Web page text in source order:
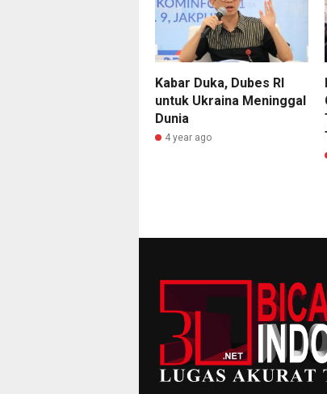
Kabar Duka, Dubes RI
untuk Ukraina Meninggal
Dunia
4 year ago